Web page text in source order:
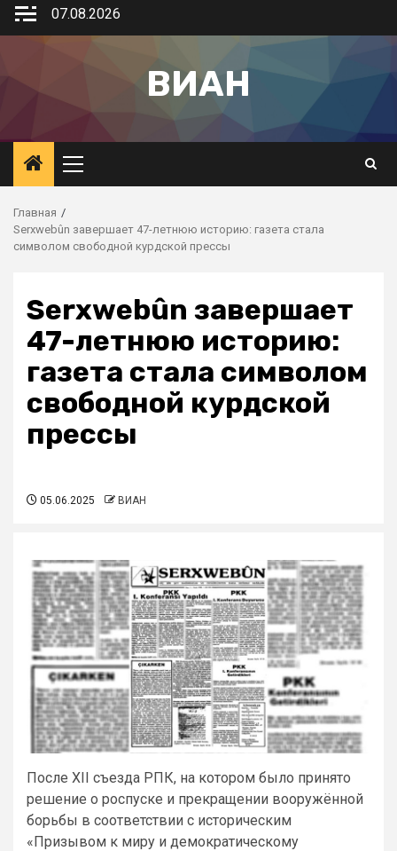
07.08.2026
ВИАН
Главная
Serxwebûn завершает 47-летнюю историю: газета стала
символом свободной курдской прессы
Serxwebûn завершает
47-летнюю историю:
газета стала символом
свободной курдской
прессы
05.06.2025 ВИАН
После XII съезда РПК, на котором было принято
решение о роспуске и прекращении вооружённой
борьбы в соответствии с историческим
«Призывом к миру и демократическому